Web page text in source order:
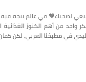
لصحتك💚في عالم يتجه فيه
واحد من أهم الكنوز
في مطبخنا العربي، لكن